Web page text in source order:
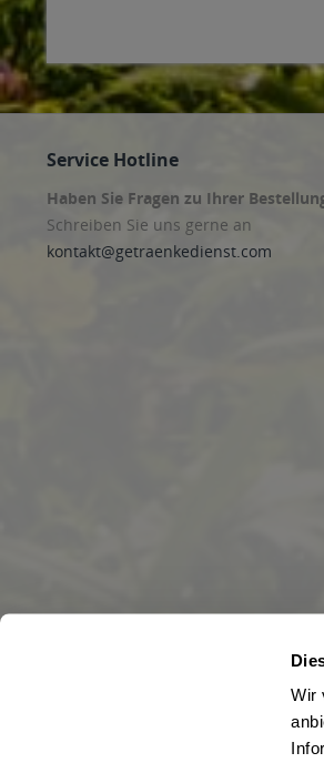
Wir
Service Hotline
Haben Sie Fragen zu Ihrer
Schreiben Sie uns gerne an
kontakt@getraenkedienst.com